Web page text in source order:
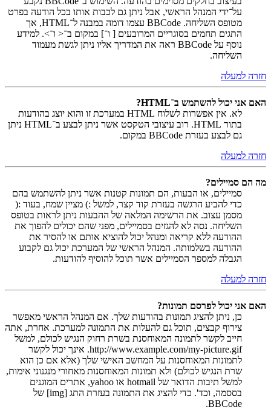
על־ידי המנהל הראשי, אבל ניתן גם לכבות אותו בכל הודעה בפרט
מטופס השליחה. BBCode עצמו דומה במבנה ל־HTML, אך
התגים תחמים בסוגריים המרובעים [ ו־] במקום ב־< ו־>. למידע
נוסף על BBCode ראה את המדריך אליו ניתן לגשת מעמוד
השליחה.
חזרה למעלה
האם אני יכול להשתמש ב־HTML?
לא. אין אפשרות לשלוח HTML במערכת זו והוא יוצג בהודעות
בתור HTML. רוב עיצובי הטקסט אשר ניתן לבצע ב־HTML ניתן
גם לבצע בעזרת BBCode במקום.
חזרה למעלה
מה הם סמיילים?
סמיילים, או הבעות, הם תמונות קטנות אשר ניתן להשתמש בהם
כדי להביע הרגשה בעזרת קוד קצר, למשל :) מציין שמח, בעוד :(
מסמן עצוב. את הרשימה המלאה של ההבעות ניתן לראות בטופס
השליחה. נסה לא להגזים בסמיילים, מפני שהם יכולים להפוך את
ההודעה ללא קריאה ומנהל יכול להוציא אותם או להסיר את
ההודעה בשלמותה. המנהל הראשי של המערכת יכול גם לקבוע
הגבלה למספר הסמיילים אשר תוכל להוסיף להודעות.
חזרה למעלה
האם אני יכול לפרסם תמונות?
כן, ניתן להציג תמונות בהודעות שלך. אם המנהל הראשי מאפשר
צירוף קבצים, תוכל גם להעלות את התמונה למערכת. אחרת, אתה
חייב לקשר לתמונה המאוחסנת בשרת רחוק הנגיש לכולם, למשל
http://www.example.com/my-picture.gif. אינך יכול לקשר
לתמונות המאוחסנות על המחשב האישי שלך (אלא אם כן הוא
שרת הנגיש לכולם) ולא תמונות המאוחסנות מאחורי מנגנוני אימות,
למשל תיבות הדואר של hotmail או yahoo, אתרים המוגנים
בססמה, וכד'. כדי להציג את התמונה בעזרת התג [img] של
BBCode.